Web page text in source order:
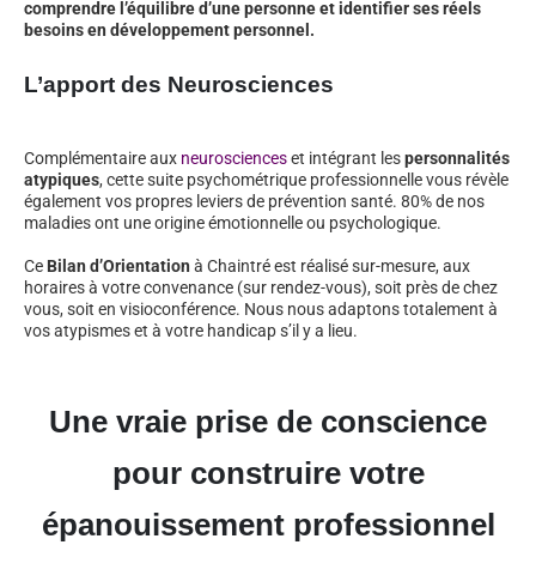
comprendre l’équilibre d’une personne et identifier ses réels
besoins en développement personnel.
L’apport des Neurosciences
Complémentaire aux neuroscienceset intégrant lespersonnalités
atypiques, cette suite psychométrique professionnelle vous révèle
également vos propres leviers de prévention santé. 80% de nos
maladies ont une origine émotionnelle ou psychologique.
Ce Bilan d’Orientation à Chaintré est réalisé sur-mesure, aux
horaires à votre convenance (sur rendez-vous), soit près de chez
vous, soit en visioconférence. Nous nous adaptons totalement à
vos atypismes et à votre handicap s’il y a lieu.
Une vraie prise de conscience
pour construire votre
épanouissement professionnel